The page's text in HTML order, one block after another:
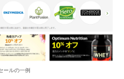
ールの一例